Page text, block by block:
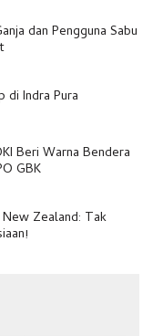
dan Pengguna Sabu
di Indra Pura
Beri Warna Bendera
GBK
Zealand: Tak